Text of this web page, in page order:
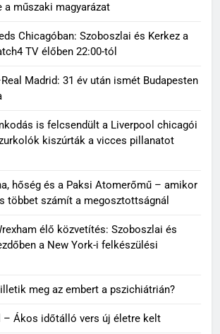
a műszaki magyarázat
Chicagóban: Szoboszlai és Kerkez a
TV élőben 22:00-tól
Madrid: 31 év után ismét Budapesten
is felcsendült a Liverpool chicagói
kiszúrták a vicces pillanatot
hőség és a Paksi Atomerőmű – amikor
többet számít a megosztottságnál
élő közvetítés: Szoboszlai és
a New York-i felkészülési
meg az embert a pszichiátrián?
– Ákos időtálló vers új életre kelt